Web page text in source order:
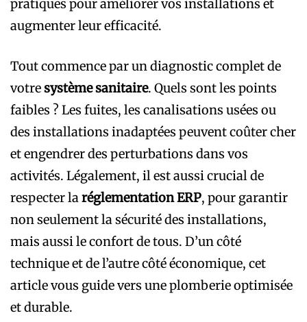
pratiques pour améliorer vos installations et
augmenter leur efficacité.
Tout commence par un diagnostic complet de
votresystème sanitaire. Quels sont les points
faibles ? Les fuites, les canalisations usées ou
des installations inadaptées peuvent coûter cher
et engendrer des perturbations dans vos
activités. Légalement, il est aussi crucial de
respecter laréglementation ERP, pour garantir
non seulement la sécurité des installations,
mais aussi le confort de tous. D’un côté
technique et de l’autre côté économique, cet
article vous guide vers une plomberie optimisée
et durable.